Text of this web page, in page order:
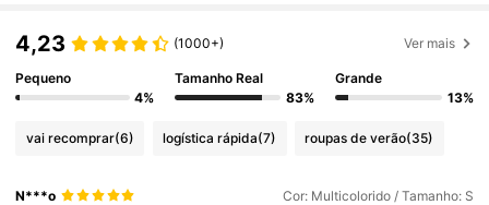
4,23 (1000+) Ver mais
Pequeno
4%
Tamanho Real
83%
Grande
13%
vai recomprar(6) logística rápida(7) roupas de verão(35)
N***o Cor: Multicolorido / Tamanho: S